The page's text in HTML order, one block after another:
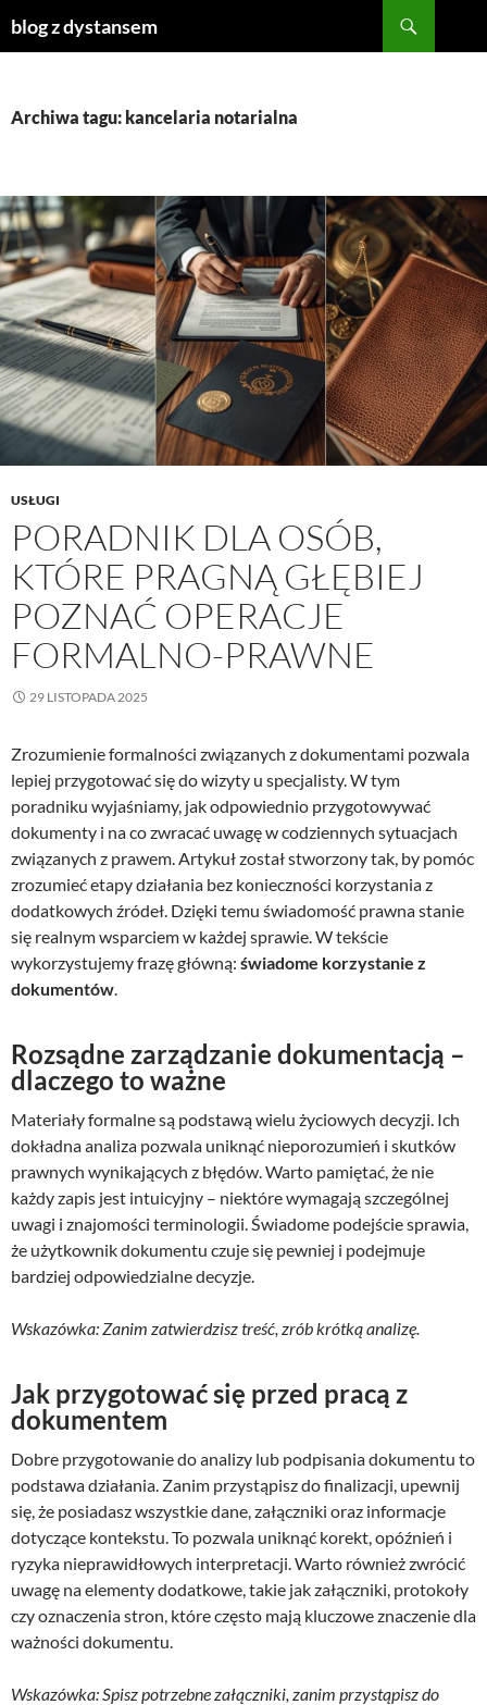
blog z dystansem
Archiwa tagu: kancelaria notarialna
USŁUGI
PORADNIK DLA OSÓB,
KTÓRE PRAGNĄ GŁĘBIEJ
POZNAĆ OPERACJE
FORMALNO-PRAWNE
29 LISTOPADA 2025
Zrozumienie formalności związanych z dokumentami pozwala
lepiej przygotować się do wizyty u specjalisty. W tym
poradniku wyjaśniamy, jak odpowiednio przygotowywać
dokumenty i na co zwracać uwagę w codziennych sytuacjach
związanych z prawem. Artykuł został stworzony tak, by pomóc
zrozumieć etapy działania bez konieczności korzystania z
dodatkowych źródeł. Dzięki temu świadomość prawna stanie
się realnym wsparciem w każdej sprawie. W tekście
wykorzystujemy frazę główną: świadome korzystanie z
dokumentów.
Rozsądne zarządzanie dokumentacją –
dlaczego to ważne
Materiały formalne są podstawą wielu życiowych decyzji. Ich
dokładna analiza pozwala uniknąć nieporozumień i skutków
prawnych wynikających z błędów. Warto pamiętać, że nie
każdy zapis jest intuicyjny – niektóre wymagają szczególnej
uwagi i znajomości terminologii. Świadome podejście sprawia,
że użytkownik dokumentu czuje się pewniej i podejmuje
bardziej odpowiedzialne decyzje.
Wskazówka: Zanim zatwierdzisz treść, zrób krótką analizę.
Jak przygotować się przed pracą z
dokumentem
Dobre przygotowanie do analizy lub podpisania dokumentu to
podstawa działania. Zanim przystąpisz do finalizacji, upewnij
się, że posiadasz wszystkie dane, załączniki oraz informacje
dotyczące kontekstu. To pozwala uniknąć korekt, opóźnień i
ryzyka nieprawidłowych interpretacji. Warto również zwrócić
uwagę na elementy dodatkowe, takie jak załączniki, protokoły
czy oznaczenia stron, które często mają kluczowe znaczenie dla
ważności dokumentu.
Wskazówka: Spisz potrzebne załączniki, zanim przystąpisz do